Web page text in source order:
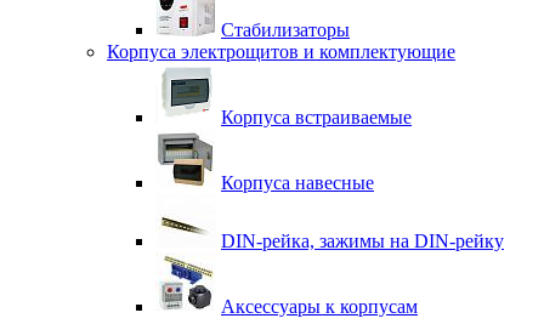
Стабилизаторы
Корпуса электрощитов и комплектующие
Корпуса встраиваемые
Корпуса навесные
DIN-рейка, зажимы на DIN-рейку
Аксессуары к корпусам